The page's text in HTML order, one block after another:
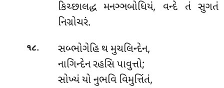
કિચ્છાલદ્ધ મનઞ્ઞબોધિયં, વન્દે તં સુગતં
નિગ્રોચરં.
૧૮.
સબ્ભોગેહિ થ મુચલિન્દેન,
નાગિન્દેન રહસિ પાવુત્તો;
સોખ્યં યો નુભવિ વિમુત્તિંતં,